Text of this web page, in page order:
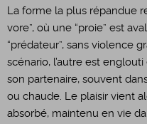
​La forme la plus répandue
vore”, où une “proie” est
“prédateur”, sans violence
scénario, l’autre est
son partenaire, souvent
ou chaude. Le plaisir vient
absorbé, maintenu en vie